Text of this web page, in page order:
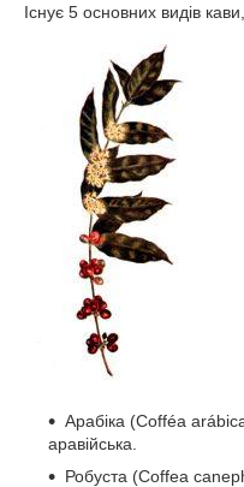
Існує 5 основних видів
Арабіка (Cofféa
аравійська.
Робуста (Coffea